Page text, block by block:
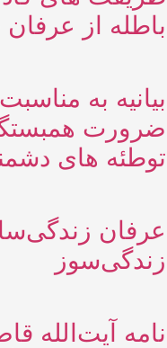
باطله از
بیانیه به
ضرورت
توطئه های
عرفان
زندگی‌سوز
نامه آیت‌الله